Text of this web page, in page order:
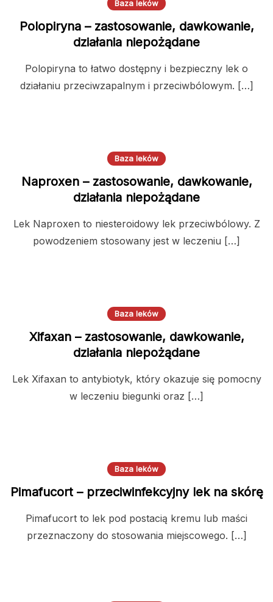
Baza leków
Polopiryna – zastosowanie, dawkowanie,
działania niepożądane
Polopiryna to łatwo dostępny i bezpieczny lek o
działaniu przeciwzapalnym i przeciwbólowym. […]
Baza leków
Naproxen – zastosowanie, dawkowanie,
działania niepożądane
Lek Naproxen to niesteroidowy lek przeciwbólowy. Z
powodzeniem stosowany jest w leczeniu […]
Baza leków
Xifaxan – zastosowanie, dawkowanie,
działania niepożądane
Lek Xifaxan to antybiotyk, który okazuje się pomocny
w leczeniu biegunki oraz […]
Baza leków
Pimafucort – przeciwinfekcyjny lek na skórę
Pimafucort to lek pod postacią kremu lub maści
przeznaczony do stosowania miejscowego. […]